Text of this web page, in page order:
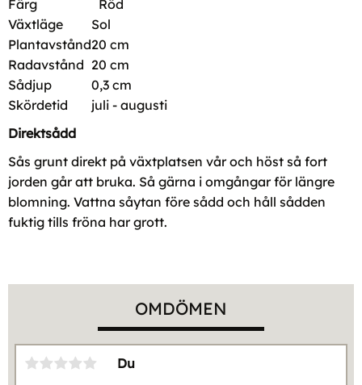
Färg
Röd
Växtläge
Sol
Plantavstånd20 cm
Radavstånd 20 cm
Sådjup
0,3 cm
Skördetid
juli - augusti
Direktsådd
Sås grunt direkt på växtplatsen vår och höst så fort
jorden går att bruka. Så gärna i omgångar för längre
blomning. Vattna såytan före sådd och håll sådden
fuktig tills fröna har grott.
OMDÖMEN
Du